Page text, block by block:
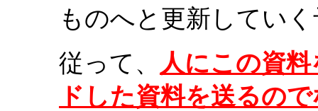
ものへと更新してい
従って、
人にこの資
ドした資料を送るの